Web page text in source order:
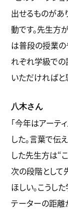
出せるものがあ
動です。先生方
は普段の授業の
れぞれ学級での
いただければと
八木さん
「今年はアーテ
した。言葉で伝
した先生方は“
次の段階として
ほしい。こうし
テーターの距離